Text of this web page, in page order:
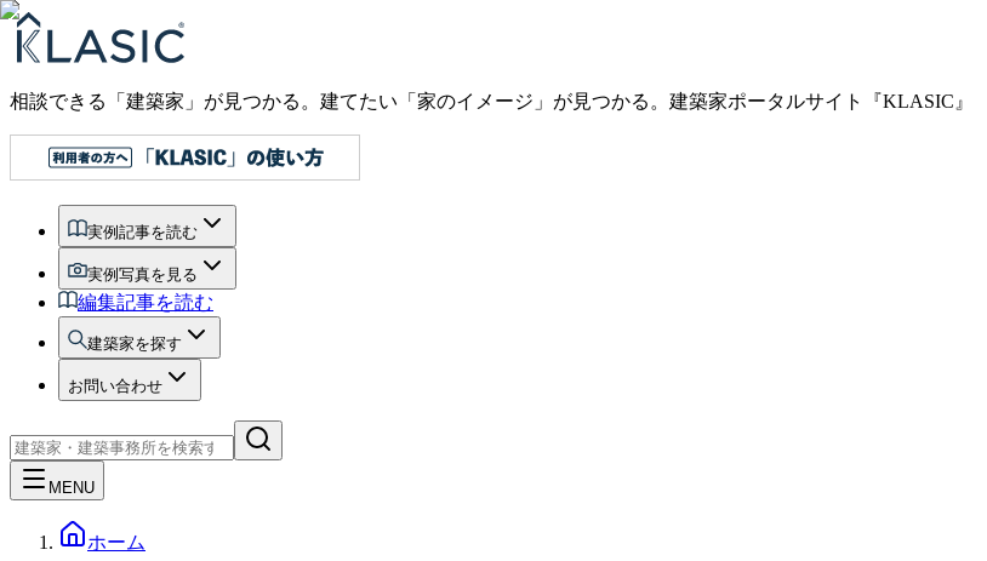
相談できる「建築家」が見つかる。建てたい「家のイメージ」が見つかる。 建築家ポータルサイト『KLASIC』
実例記事を読む
実例写真を見る
編集記事を読む
建築家を探す
お問い合わせ
MENU
ホーム